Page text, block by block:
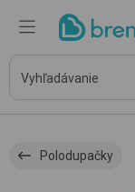
Polodupačky